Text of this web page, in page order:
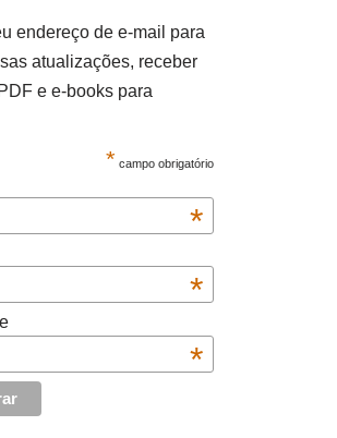
endereço de e-mail para
atualizações, receber
e e-books para
* campo obrigatório
*
*
*